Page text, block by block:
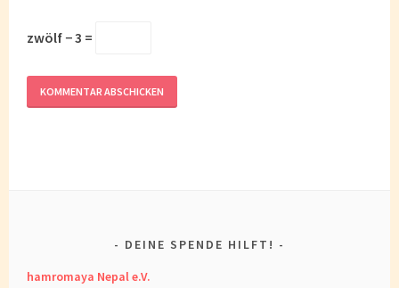
zwölf − 3 =
DEINE SPENDE HILFT!
hamromaya Nepal e.V.